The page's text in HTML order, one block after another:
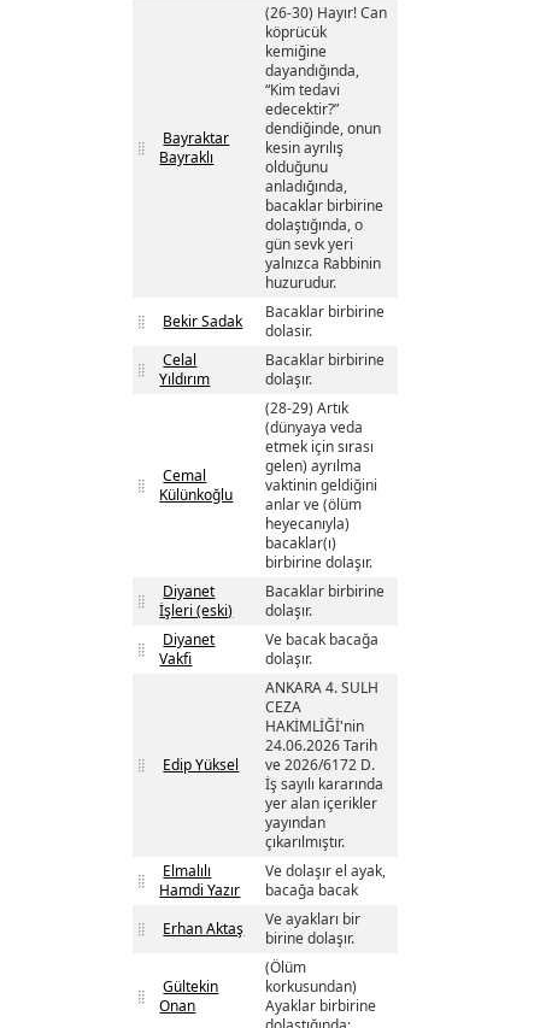
Bayraktar
Bayraklı
(26-30) Hayır! Can
köprücük
kemiğine
dayandığında,
“Kim tedavi
edecektir?”
dendiğinde, onun
kesin ayrılış
olduğunu
anladığında,
bacaklar birbirine
dolaştığında, o
gün sevk yeri
yalnızca Rabbinin
huzurudur.
Bekir Sadak
Bacaklar birbirine
dolasir.
Celal
Yıldırım
Bacaklar birbirine
dolaşır.
Cemal
Külünkoğlu
(28-29) Artık
(dünyaya veda
etmek için sırası
gelen) ayrılma
vaktinin geldiğini
anlar ve (ölüm
heyecanıyla)
bacaklar(ı)
birbirine dolaşır.
Diyanet
İşleri (eski)
Bacaklar birbirine
dolaşır.
Diyanet
Vakfi
Ve bacak bacağa
dolaşır.
Edip Yüksel
ANKARA 4. SULH
CEZA
HAKİMLİĞİ'nin
24.06.2026 Tarih
ve 2026/6172 D.
İş sayılı kararında
yer alan içerikler
yayından
çıkarılmıştır.
Elmalılı
Hamdi Yazır
Ve dolaşır el ayak,
bacağa bacak
Erhan Aktaş
Ve ayakları bir
birine dolaşır.
Gültekin
Onan
(Ölüm
korkusundan)
Ayaklar birbirine